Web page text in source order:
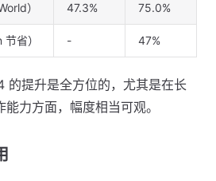
） 47.3% 75.0%
省） - 47%
的提升是全方位的，尤其是在长
力方面，幅度相当可观。